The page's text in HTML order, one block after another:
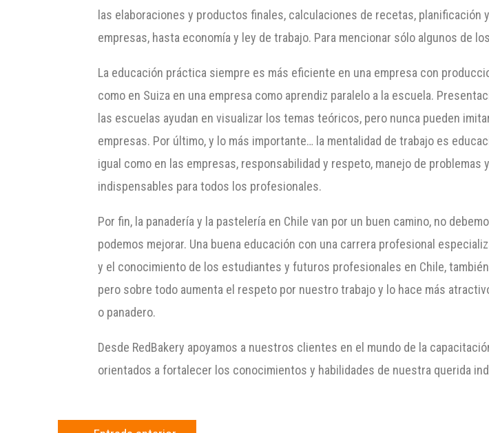
las elaboraciones y productos finales, calculaciones de recetas,
empresas, hasta economía y ley de trabajo. Para mencionar sólo algunos de
La educación práctica siempre es más eficiente en una empresa con
como en Suiza en una empresa como aprendiz paralelo a la escuela.
las escuelas ayudan en visualizar los temas teóricos, pero nunca pueden
empresas. Por último, y lo más importante… la mentalidad de trabajo es
igual como en las empresas, responsabilidad y respeto, manejo de
indispensables para todos los profesionales.
Por fin, la panadería y la pastelería en Chile van por un buen camino, no
podemos mejorar. Una buena educación con una carrera profesional
y el conocimiento de los estudiantes y futuros profesionales en Chile,
pero sobre todo aumenta el respeto por nuestro trabajo y lo hace más
o panadero.
Desde RedBakery apoyamos a nuestros clientes en el mundo de la
orientados a fortalecer los conocimientos y habilidades de nuestra querida